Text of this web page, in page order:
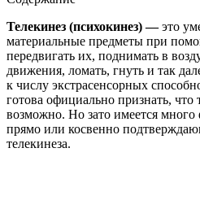
Телекинез (психокинез) —это
материальные предметы при
передвигать их, поднимать в
движения, ломать, гнуть и так
к числу экстрасенсорных
готова официально признать, что
возможно. Но зато имеется много
прямо или косвенно
телекинеза.